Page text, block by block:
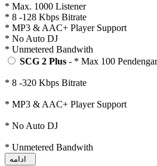
* Max. 1000 Listener
* 8 -128 Kbps Bitrate
* MP3 & AAC+ Player Support
* No Auto DJ
* Unmetered Bandwith
SCG 2 Plus - * Max 100 Pendengar
* 8 -320 Kbps Bitrate
* MP3 & AAC+ Player Support
* No Auto DJ
* Unmetered Bandwith